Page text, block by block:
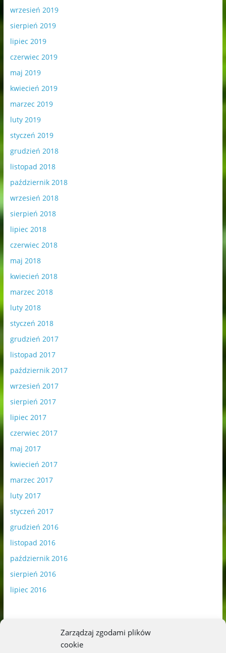
Zarządzaj zgodami plików
cookie
wrzesień 2019
sierpień 2019
lipiec 2019
czerwiec 2019
maj 2019
kwiecień 2019
marzec 2019
luty 2019
styczeń 2019
grudzień 2018
listopad 2018
październik 2018
wrzesień 2018
sierpień 2018
lipiec 2018
czerwiec 2018
maj 2018
kwiecień 2018
marzec 2018
luty 2018
styczeń 2018
grudzień 2017
listopad 2017
październik 2017
wrzesień 2017
sierpień 2017
lipiec 2017
czerwiec 2017
maj 2017
kwiecień 2017
marzec 2017
luty 2017
styczeń 2017
grudzień 2016
listopad 2016
październik 2016
sierpień 2016
lipiec 2016